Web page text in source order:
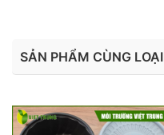
SẢN PHẨM CÙNG LOẠI